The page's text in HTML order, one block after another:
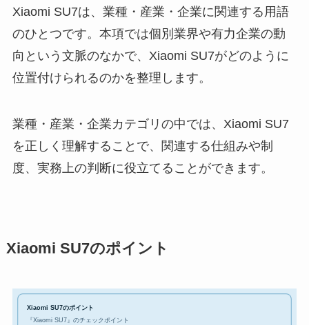
Xiaomi SU7は、業種・産業・企業に関連する用語
のひとつです。本項では個別業界や有力企業の動
向という文脈のなかで、Xiaomi SU7がどのように
位置付けられるのかを整理します。
業種・産業・企業カテゴリの中では、Xiaomi SU7
を正しく理解することで、関連する仕組みや制
度、実務上の判断に役立てることができます。
Xiaomi SU7のポイント
Xiaomi SU7のポイント
『Xiaomi SU7』のチェックポイント